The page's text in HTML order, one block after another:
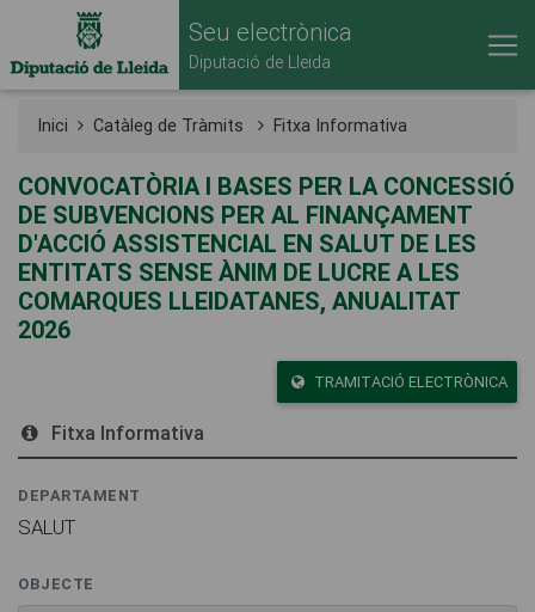
Seu electrònica
Diputació de Lleida
Inici Catàleg de Tràmits Fitxa Informativa
CONVOCATÒRIA I BASES PER LA CONCESSIÓ
DE SUBVENCIONS PER AL FINANÇAMENT
D'ACCIÓ ASSISTENCIAL EN SALUT DE LES
ENTITATS SENSE ÀNIM DE LUCRE A LES
COMARQUES LLEIDATANES, ANUALITAT
2026
TRAMITACIÓ ELECTRÒNICA
Fitxa Informativa
DEPARTAMENT
SALUT
OBJECTE